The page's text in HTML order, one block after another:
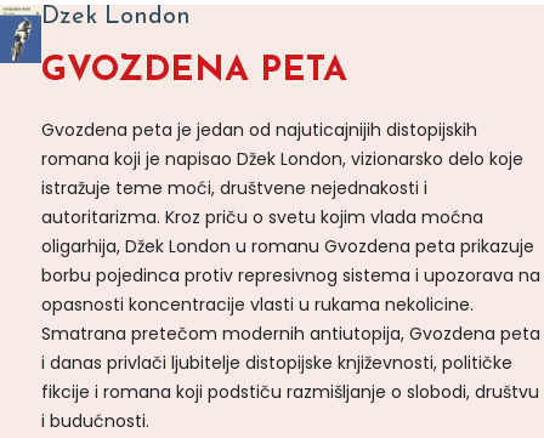
Dzek London
GVOZDENA PETA
Gvozdena peta je jedan od najuticajnijih distopijskih
romana koji je napisao Džek London, vizionarsko delo koje
istražuje teme moći, društvene nejednakosti i
autoritarizma. Kroz priču o svetu kojim vlada moćna
oligarhija, Džek London u romanu Gvozdena peta prikazuje
borbu pojedinca protiv represivnog sistema i upozorava na
opasnosti koncentracije vlasti u rukama nekolicine.
Smatrana pretečom modernih antiutopija, Gvozdena peta
i danas privlači ljubitelje distopijske književnosti, političke
fikcije i romana koji podstiču razmišljanje o slobodi, društvu
i budućnosti.